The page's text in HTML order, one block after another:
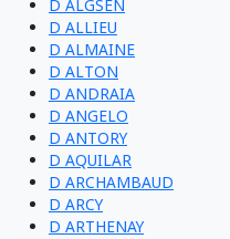
D ALGSEN
D ALLIEU
D ALMAINE
D ALTON
D ANDRAIA
D ANGELO
D ANTORY
D AQUILAR
D ARCHAMBAUD
D ARCY
D ARTHENAY